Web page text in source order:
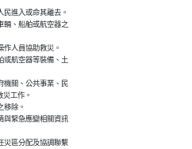
民進入或命其離去。
輛、船舶或航空器之
作人員協助救災。
或航空器等裝備、土
機關、公共事業、民
災工作。
移除。
與緊急應變相關資訊
災區分配及協調聯繫